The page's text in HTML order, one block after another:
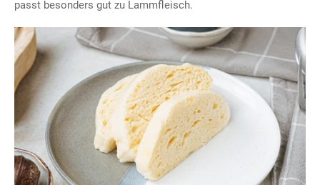
passt besonders gut zu Lammfleisch.